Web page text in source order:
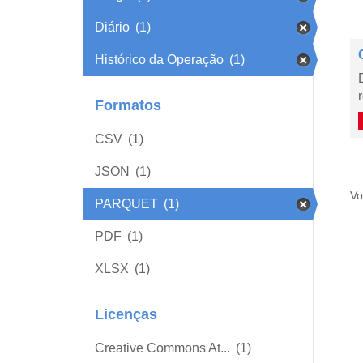
Diário (1)
Histórico da Operação (1)
Formatos
CSV (1)
JSON (1)
PARQUET (1)
PDF (1)
XLSX (1)
Licenças
Creative Commons At... (1)